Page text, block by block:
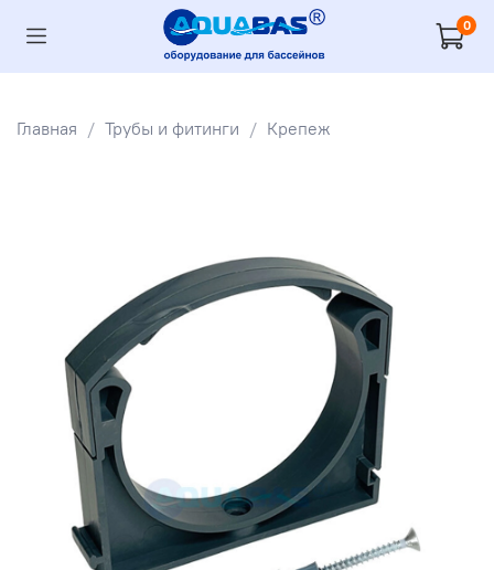
0
Главная Трубы и фитинги Крепеж